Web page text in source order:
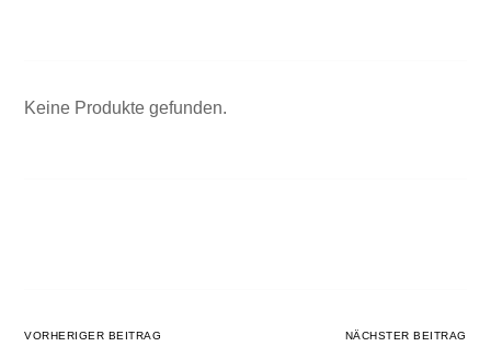
Keine Produkte gefunden.
VORHERIGER BEITRAG NÄCHSTER BEITRAG